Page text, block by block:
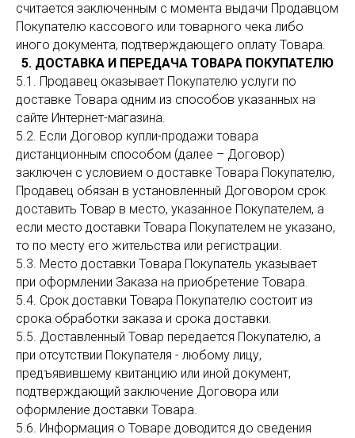
считается заключенным с момента выдачи Продавцом
Покупателю кассового или товарного чека либо
иного документа, подтверждающего оплату Товара.
5. ДОСТАВКА И ПЕРЕДАЧА ТОВАРА ПОКУПАТЕЛЮ
5.1. Продавец оказывает Покупателю услуги по
доставке Товара одним из способов указанных на
сайте Интернет-магазина.
5.2. Если Договор купли-продажи товара
дистанционным способом (далее – Договор)
заключен с условием о доставке Товара Покупателю,
Продавец обязан в установленный Договором срок
доставить Товар в место, указанное Покупателем, а
если место доставки Товара Покупателем не указано,
то по месту его жительства или регистрации.
5.3. Место доставки Товара Покупатель указывает
при оформлении Заказа на приобретение Товара.
5.4. Срок доставки Товара Покупателю состоит из
срока обработки заказа и срока доставки.
5.5. Доставленный Товар передается Покупателю, а
при отсутствии Покупателя - любому лицу,
предъявившему квитанцию или иной документ,
подтверждающий заключение Договора или
оформление доставки Товара.
5.6. Информация о Товаре доводится до сведения